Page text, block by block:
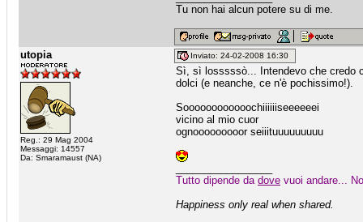
Tu non hai alcun potere su di me.
utopia
Reg.: 29 Mag 2004
Messaggi: 14557
Da: Smaramaust (NA)
Inviato: 24-02-2008 16:30
Sì, sì losssssò... Intendevo che credo
dolci (e neanche, ce n'è pochissimo!).
Soooooooooooochiiiiiiseeeeeei
vicino al mio cuor
ognooooooooor seiiituuuuuuuuu
Tutto dipende da dove vuoi andare...
Happiness only real when shared.